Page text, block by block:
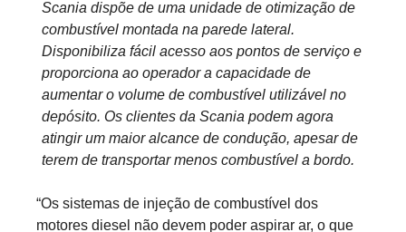
Scania dispõe de uma unidade de otimização de
combustível montada na parede lateral.
Disponibiliza fácil acesso aos pontos de serviço e
proporciona ao operador a capacidade de
aumentar o volume de combustível utilizável no
depósito. Os clientes da Scania podem agora
atingir um maior alcance de condução, apesar de
terem de transportar menos combustível a bordo.
“Os sistemas de injeção de combustível dos
motores diesel não devem poder aspirar ar, o que